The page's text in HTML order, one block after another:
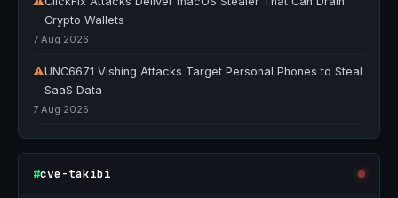
Crypto Wallets
7 Aug 2026
⚠UNC6671 Vishing Attacks Target Personal Phones to Steal
SaaS Data
7 Aug 2026
#cve-takibi